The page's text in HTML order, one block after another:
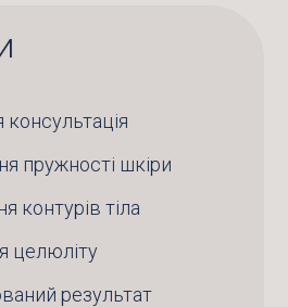
пружності шкіри
контурів тіла
целюліту
результат